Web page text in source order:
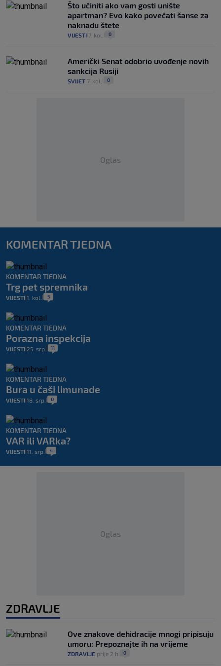
Što učiniti ako vam gosti unište
apartman? Evo kako povećati šanse za
naknadu štete
VIJESTI 7. kol. 0
Američki Senat odobrio uvođenje novih
sankcija Rusiji
SVIJET 7. kol. 0
Oglas
KOMENTAR TJEDNA
KOMENTAR TJEDNA
Trg pet spremnika
VIJESTI 1. kol. 5
KOMENTAR TJEDNA
Porazna inspekcija
VIJESTI 25. srp. 11
KOMENTAR TJEDNA
Bura u čaši limunade
VIJESTI 18. srp. 0
KOMENTAR TJEDNA
VAR ili VARka?
VIJESTI 11. srp. 4
Oglas
ZDRAVLJE
Ove znakove dehidracije mnogi pripisuju
umoru: Prepoznajte ih na vrijeme
ZDRAVLJE prije 2 h 0